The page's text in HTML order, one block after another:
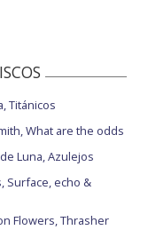
Titánicos
What are the odds
Luna, Azulejos
Surface, echo &
Flowers, Thrasher